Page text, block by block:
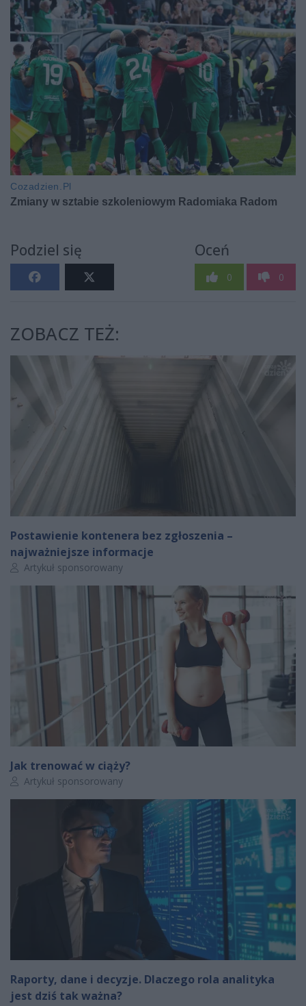
Podziel się Oceń
0 0
ZOBACZ TEŻ:
Postawienie kontenera bez zgłoszenia –
najważniejsze informacje
Autor artykułu:
Artykuł sponsorowany
Jak trenować w ciąży?
Autor artykułu:
Artykuł sponsorowany
Raporty, dane i decyzje. Dlaczego rola analityka
jest dziś tak ważna?